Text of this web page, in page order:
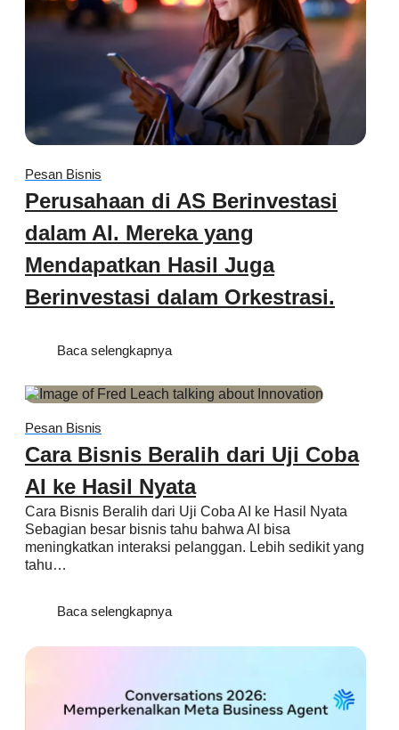
Pesan Bisnis
Perusahaan di AS Berinvestasi
dalam AI. Mereka yang
Mendapatkan Hasil Juga
Berinvestasi dalam Orkestrasi.
Baca selengkapnya
Pesan Bisnis
Cara Bisnis Beralih dari Uji Coba
AI ke Hasil Nyata
Cara Bisnis Beralih dari Uji Coba AI ke Hasil Nyata
Sebagian besar bisnis tahu bahwa AI bisa
meningkatkan interaksi pelanggan. Lebih sedikit yang
tahu…
Baca selengkapnya